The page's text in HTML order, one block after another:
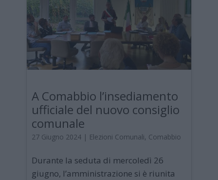
A Comabbio l’insediamento
ufficiale del nuovo consiglio
comunale
27 Giugno 2024| Elezioni Comunali, Comabbio
Durante la seduta di mercoledì 26
giugno, l’amministrazione si è riunita